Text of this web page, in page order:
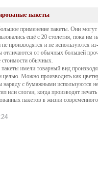
пакеты
применение пакеты. Они
ещё с 20 столетия, пока
производятся и не используются
отличаются от обычных большей
стоимости обычных.
имели товарный вид
целью. Можно производить как
с бумажными используются
или слоган, когда производят печать
пакетов в жизни